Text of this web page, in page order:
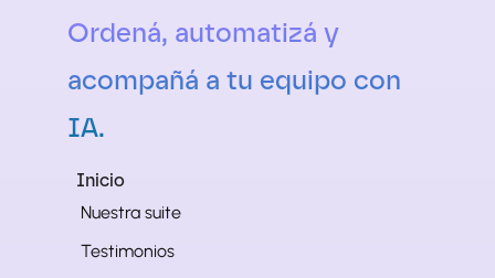
Ordená, automatizá y
acompañá a tu equipo con
IA.
Inicio
Nuestra suite
Testimonios